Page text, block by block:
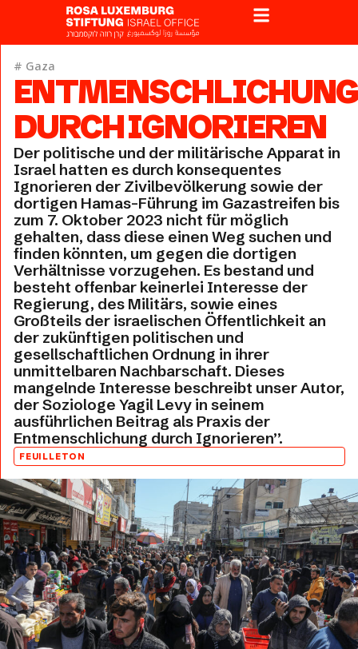
# Gaza
ENTMENSCHLICHUNG
DURCH IGNORIEREN
Der politische und der militärische Apparat in
Israel hatten es durch konsequentes
Ignorieren der Zivilbevölkerung sowie der
dortigen Hamas-Führung im Gazastreifen bis
zum 7. Oktober 2023 nicht für möglich
gehalten, dass diese einen Weg suchen und
finden könnten, um gegen die dortigen
Verhältnisse vorzugehen. Es bestand und
besteht offenbar keinerlei Interesse der
Regierung, des Militärs, sowie eines
Großteils der israelischen Öffentlichkeit an
der zukünftigen politischen und
gesellschaftlichen Ordnung in ihrer
unmittelbaren Nachbarschaft. Dieses
mangelnde Interesse beschreibt unser Autor,
der Soziologe Yagil Levy in seinem
ausführlichen Beitrag als Praxis der
Entmenschlichung durch Ignorieren”.
FEUILLETON